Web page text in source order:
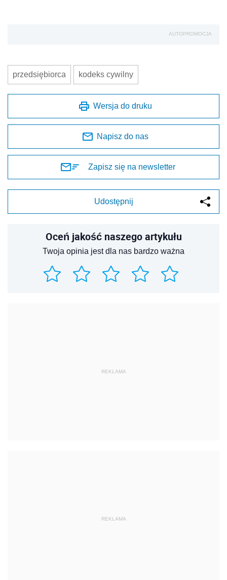
AUTOPROMOCJA
przedsiębiorca kodeks cywilny
Wersja do druku
Napisz do nas
Zapisz się na newsletter
Udostępnij
Oceń jakość naszego artykułu
Twoja opinia jest dla nas bardzo ważna
REKLAMA
REKLAMA